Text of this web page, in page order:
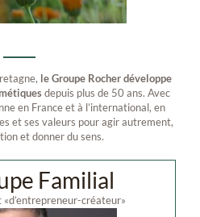
le Groupe Rocher développe
depuis plus de 50 ans. Avec
en France et à l’international, en
et ses valeurs pour agir autrement,
et donner du sens.
Familial
créateur»